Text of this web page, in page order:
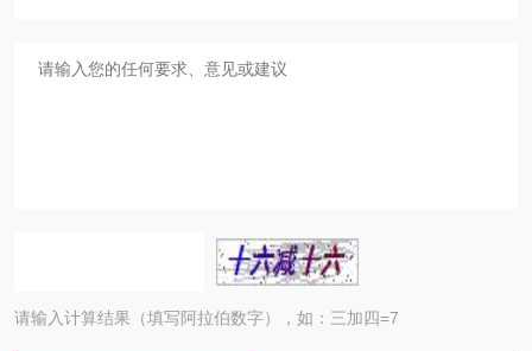
请输入计算结果（填写阿拉伯数字），如：三加四=7